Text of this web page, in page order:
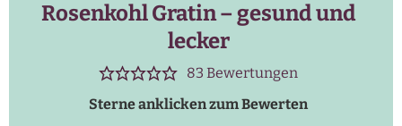
Rosenkohl Gratin – gesund und
lecker
83 Bewertungen
Sterne anklicken zum Bewerten